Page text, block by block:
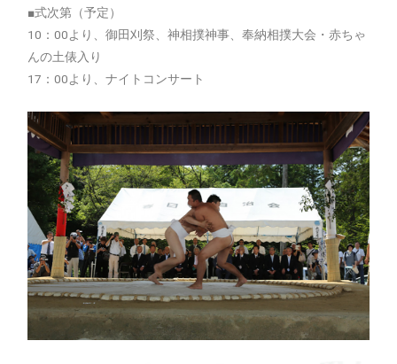
■式次第（予定）
10：00より、御田刈祭、神相撲神事、奉納相撲大会・赤ちゃ
んの土俵入り
17：00より、ナイトコンサート